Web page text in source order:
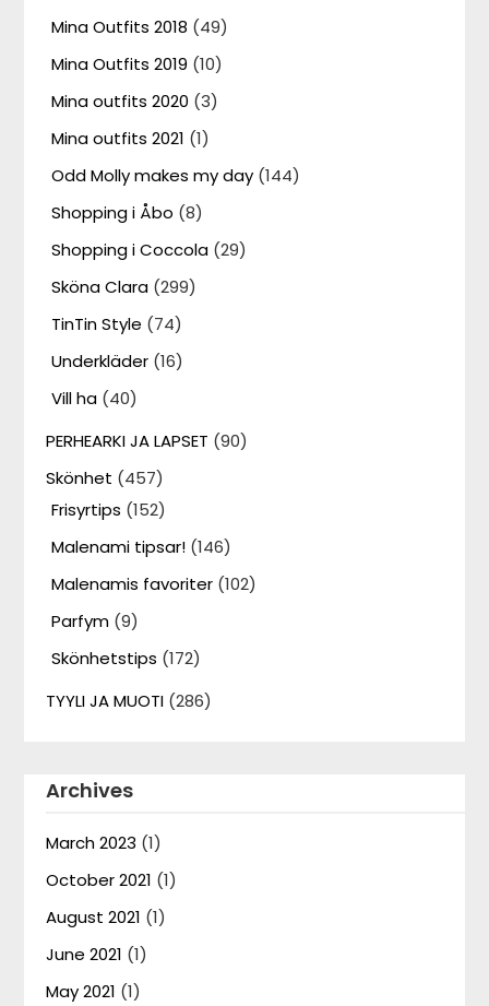
Mina Outfits 2018 (49)
Mina Outfits 2019 (10)
Mina outfits 2020 (3)
Mina outfits 2021 (1)
Odd Molly makes my day (144)
Shopping i Åbo (8)
Shopping i Coccola (29)
Sköna Clara (299)
TinTin Style (74)
Underkläder (16)
Vill ha (40)
PERHEARKI JA LAPSET (90)
Skönhet (457)
Frisyrtips (152)
Malenami tipsar! (146)
Malenamis favoriter (102)
Parfym (9)
Skönhetstips (172)
TYYLI JA MUOTI (286)
Archives
March 2023 (1)
October 2021 (1)
August 2021 (1)
June 2021 (1)
May 2021 (1)